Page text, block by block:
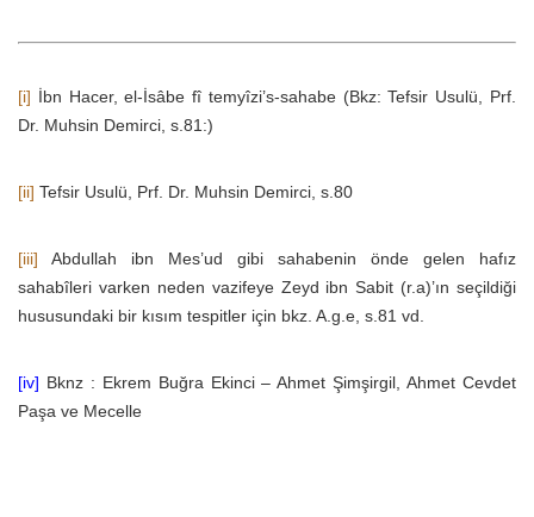
[i] İbn Hacer, el-İsâbe fî temyîzi’s-sahabe (Bkz: Tefsir Usulü, Prf.
Dr. Muhsin Demirci, s.81:)
[ii] Tefsir Usulü, Prf. Dr. Muhsin Demirci, s.80
[iii] Abdullah ibn Mes’ud gibi sahabenin önde gelen hafız
sahabîleri varken neden vazifeye Zeyd ibn Sabit (r.a)’ın seçildiği
hususundaki bir kısım tespitler için bkz. A.g.e, s.81 vd.
[iv] Bknz : Ekrem Buğra Ekinci – Ahmet Şimşirgil, Ahmet Cevdet
Paşa ve Mecelle